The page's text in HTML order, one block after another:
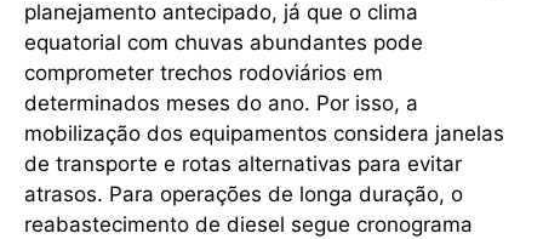
planejamento antecipado, já que o clima
equatorial com chuvas abundantes pode
comprometer trechos rodoviários em
determinados meses do ano. Por isso, a
mobilização dos equipamentos considera janelas
de transporte e rotas alternativas para evitar
atrasos. Para operações de longa duração, o
reabastecimento de diesel segue cronograma